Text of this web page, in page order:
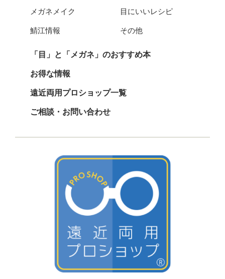
メガネメイク 目にいいレシピ
鯖江情報 その他
「目」と「メガネ」のおすすめ本
お得な情報
遠近両用プロショップ一覧
ご相談・お問い合わせ